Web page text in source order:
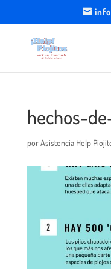
hechos-
porAsistencia Help